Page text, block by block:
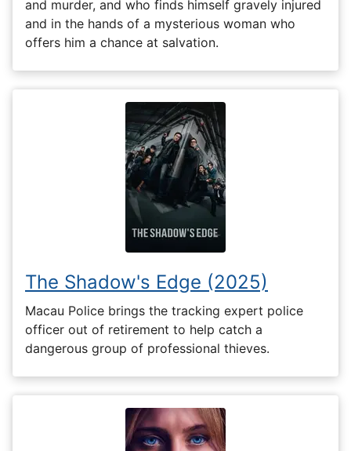
and murder, and who finds himself gravely injured
and in the hands of a mysterious woman who
offers him a chance at salvation.
The Shadow's Edge (2025)
Macau Police brings the tracking expert police
officer out of retirement to help catch a
dangerous group of professional thieves.